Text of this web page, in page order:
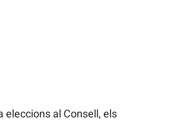
eleccions al Consell, els